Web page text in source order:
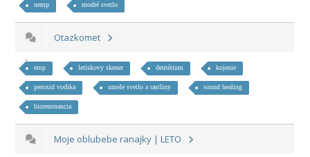
uemp modré svetlo
Otazkomet
emp letiskovy skener deutérium kojenie
peroxid vodika umele svetlo a rastliny sound healing
biorezonancia
Moje oblubebe ranajky | LETO